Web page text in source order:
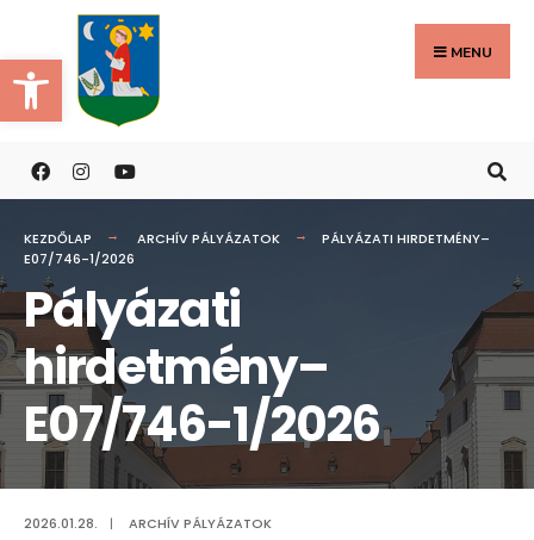
Eszköztár megnyitása
to
content
MENU
KEZDŐLAP ARCHÍV PÁLYÁZATOK
PÁLYÁZATI HIRDETMÉNY–
E07/746-1/2026
Pályázati
hirdetmény–
E07/746-1/2026
2026.01.28. | ARCHÍV PÁLYÁZATOK
Search